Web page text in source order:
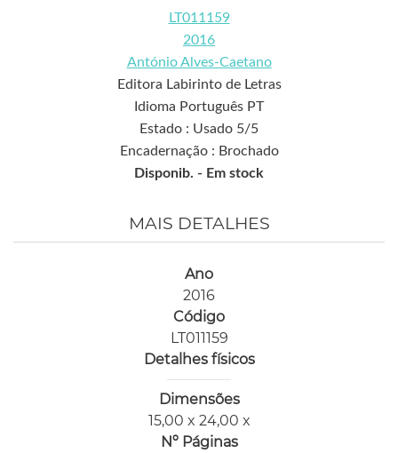
LT011159
2016
António Alves-Caetano
Editora Labirinto de Letras
Idioma Português PT
Estado : Usado 5/5
Encadernação : Brochado
Disponib. - Em stock
MAIS DETALHES
Ano
2016
Código
LT011159
Detalhes físicos
Dimensões
15,00 x 24,00 x
Nº Páginas